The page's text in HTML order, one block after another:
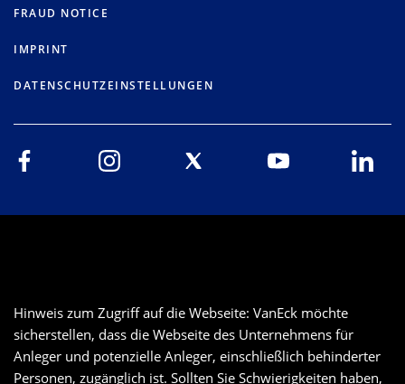
FRAUD NOTICE
IMPRINT
DATENSCHUTZEINSTELLUNGEN
Hinweis zum Zugriff auf die Webseite: VanEck möchte
sicherstellen, dass die Webseite des Unternehmens für
Anleger und potenzielle Anleger, einschließlich behinderter
Personen, zugänglich ist. Sollten Sie Schwierigkeiten haben,